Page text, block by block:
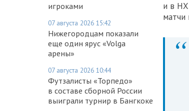
игроками
07 августа 2026 15:42
Нижегородцам показали
еще один ярус «Volga
арены»
07 августа 2026 10:44
Футзалисты «Торпедо»
в составе сборной России
выиграли турнир в Бангкоке
и в
матчи